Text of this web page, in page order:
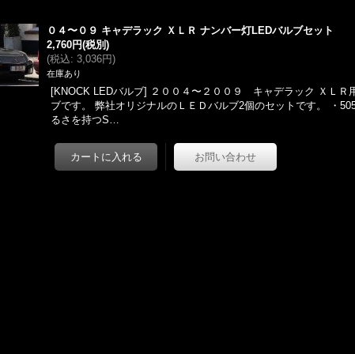
０４〜０９ キャデラック ＸＬＲ ナンバー灯LEDバルブセット
2,760円(税別)
(税込: 3,036円)
在庫あり
[KNOCK LEDバルブ] ２００４〜２００９ キャデラック ＸＬＲ
ブです。 弊社オリジナルのＬＥＤバルブ2個のセットです。 ・
るさを持つS…